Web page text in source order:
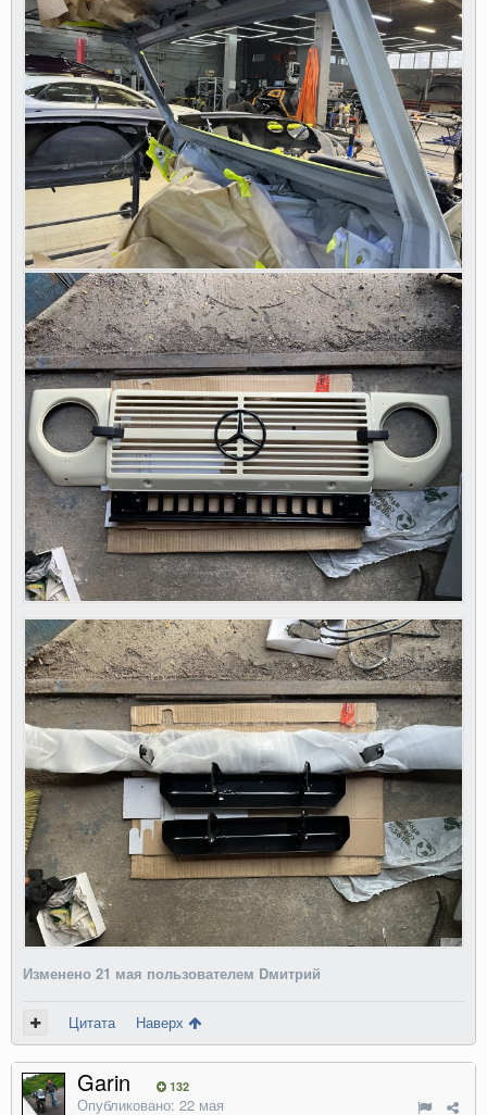
Изменено 21 мая пользователем Dмитрий
Цитата Наверх
Garin 132
Опубликовано: 22 мая